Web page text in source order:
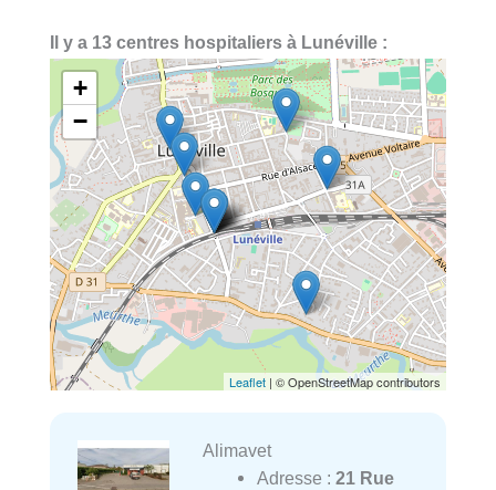
Il y a 13 centres hospitaliers à Lunéville :
+
−
Leaflet | © OpenStreetMap contributors
Alimavet
Adresse : 21 Rue